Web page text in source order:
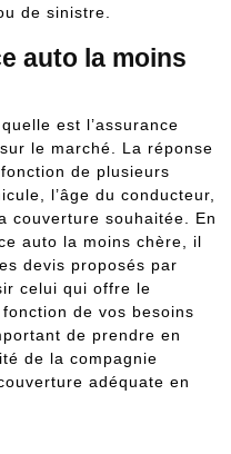
de sinistre.
auto la moins
est l’assurance
le marché. La réponse
de plusieurs
l’âge du conducteur,
couverture souhaitée. En
auto la moins chère, il
devis proposés par
celui qui offre le
de vos besoins
de prendre en
de la compagnie
adéquate en